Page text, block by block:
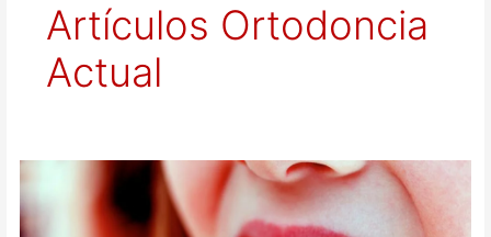
Artículos Ortodoncia
Actual
deportivos
durante